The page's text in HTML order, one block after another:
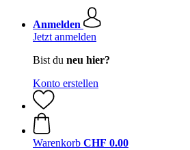
Anmelden
Jetzt anmelden
Bist du neu hier?
Konto erstellen
Warenkorb CHF 0.00